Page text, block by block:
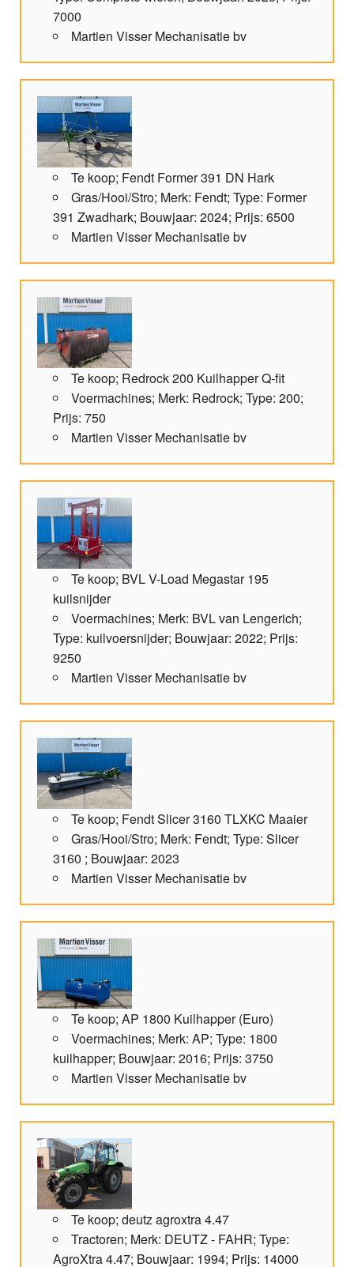
7000
Martien Visser Mechanisatie bv
Te koop; Fendt Former 391 DN Hark
Gras/Hooi/Stro; Merk: Fendt; Type: Former
391 Zwadhark; Bouwjaar: 2024; Prijs: 6500
Martien Visser Mechanisatie bv
Te koop; Redrock 200 Kuilhapper Q-fit
Voermachines; Merk: Redrock; Type: 200;
Prijs: 750
Martien Visser Mechanisatie bv
Te koop; BVL V-Load Megastar 195
kuilsnijder
Voermachines; Merk: BVL van Lengerich;
Type: kuilvoersnijder; Bouwjaar: 2022; Prijs:
9250
Martien Visser Mechanisatie bv
Te koop; Fendt Slicer 3160 TLXKC Maaier
Gras/Hooi/Stro; Merk: Fendt; Type: Slicer
3160 ; Bouwjaar: 2023
Martien Visser Mechanisatie bv
Te koop; AP 1800 Kuilhapper (Euro)
Voermachines; Merk: AP; Type: 1800
kuilhapper; Bouwjaar: 2016; Prijs: 3750
Martien Visser Mechanisatie bv
Te koop; deutz agroxtra 4.47
Tractoren; Merk: DEUTZ - FAHR; Type:
AgroXtra 4.47; Bouwjaar: 1994; Prijs: 14000